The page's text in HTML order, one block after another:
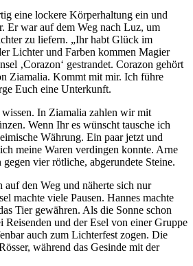
eine lockere Körperhaltung ein und
Er war auf dem Weg nach Luz, um
zu liefern. „Ihr habt Glück im
Lichter und Farben kommen Magier
‚Corazon‘ gestrandet. Corazon gehört
Ziamalia. Kommt mit mir. Ich führe
Euch eine Unterkunft.
In Ziamalia zahlen wir mit
Wenn Ihr es wünscht tausche ich
Währung. Ein paar jetzt und
meine Waren verdingen konnte. Arne
vier rötliche, abgerundete Steine.
auf den Weg und näherte sich nur
machte viele Pausen. Hannes machte
Tier gewähren. Als die Sonne schon
Reisenden und der Esel von einer Gruppe
auch zum Lichterfest zogen. Die
während das Gesinde mit der